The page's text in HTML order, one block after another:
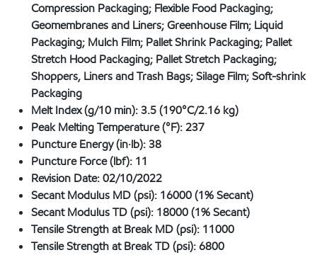
Compression Packaging; Flexible Food Packaging;
Geomembranes and Liners; Greenhouse Film; Liquid
Packaging; Mulch Film; Pallet Shrink Packaging; Pallet
Stretch Hood Packaging; Pallet Stretch Packaging;
Shoppers, Liners and Trash Bags; Silage Film; Soft-shrink
Packaging
Melt Index (g/10 min):3.5 (190°C/2.16 kg)
Peak Melting Temperature (°F):237
Puncture Energy (in·lb):38
Puncture Force (lbf): 11
Revision Date:02/10/2022
Secant Modulus MD (psi): 16000 (1% Secant)
Secant Modulus TD (psi): 18000 (1% Secant)
Tensile Strength at Break MD (psi): 11000
Tensile Strength at Break TD (psi):6800